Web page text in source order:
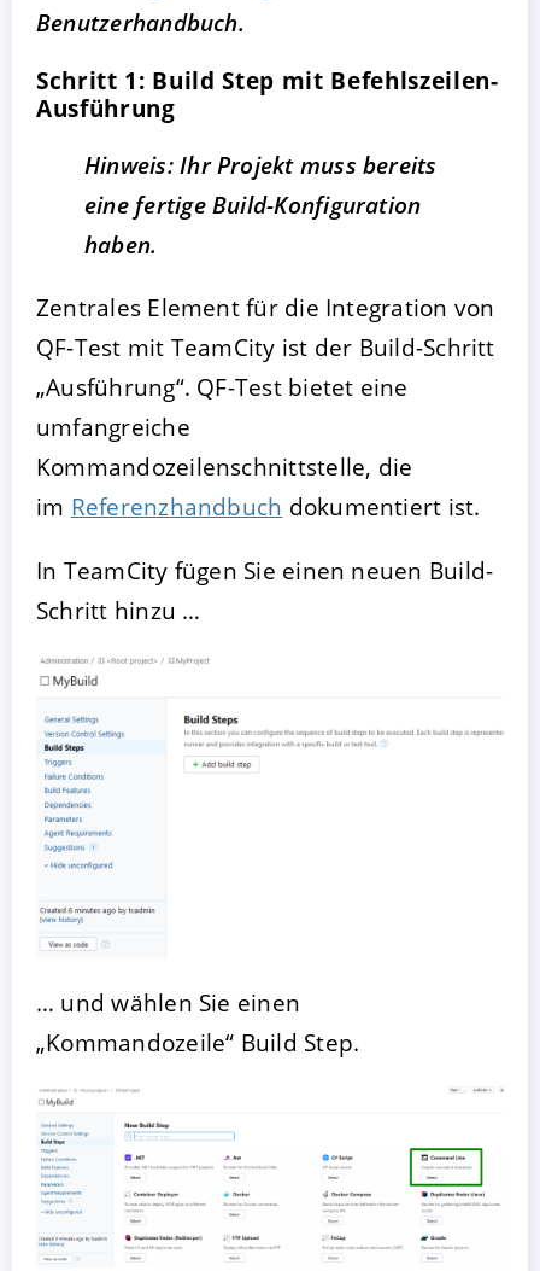
Benutzerhandbuch.
Schritt 1: Build Step mit Befehlszeilen-
Ausführung
Hinweis: Ihr Projekt muss bereits
eine fertige Build-Konfiguration
haben.
Zentrales Element für die Integration von
QF-Test mit TeamCity ist der Build-Schritt
„Ausführung“. QF-Test bietet eine
umfangreiche
Kommandozeilenschnittstelle, die
im Referenzhandbuch dokumentiert ist.
In TeamCity fügen Sie einen neuen Build-
Schritt hinzu …
… und wählen Sie einen
„Kommandozeile“ Build Step.